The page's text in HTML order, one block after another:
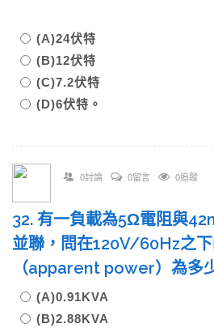
(A)24伏特
(B)12伏特
(C)7.2伏特
(D)6伏特。
0討論 0留言 0追蹤
32. 有一負載為5Ω電阻與
並聯，問在120V/60Hz之
（apparent power）為多
(A)0.91KVA
(B)2.88KVA